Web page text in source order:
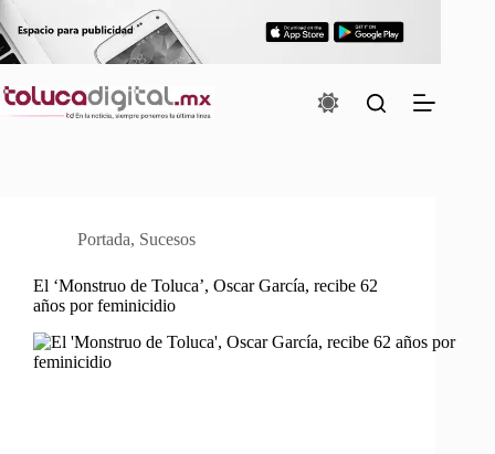
Saltar
al
contenido
Portada, Sucesos
El ‘Monstruo de Toluca’, Oscar García, recibe 62
años por feminicidio